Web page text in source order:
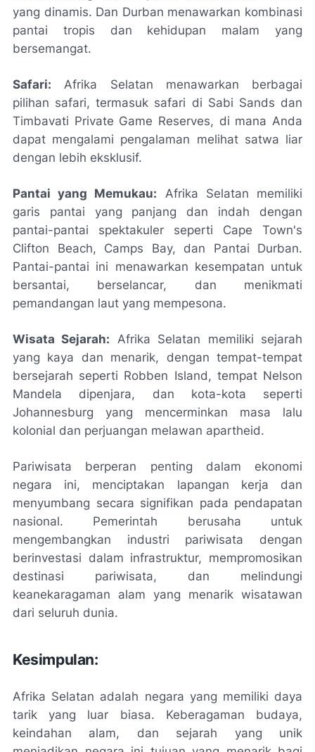
yang dinamis. Dan Durban menawarkan kombinasi
pantai tropis dan kehidupan malam yang
bersemangat.
Safari: Afrika Selatan menawarkan berbagai
pilihan safari, termasuk safari di Sabi Sands dan
Timbavati Private Game Reserves, di mana Anda
dapat mengalami pengalaman melihat satwa liar
dengan lebih eksklusif.
Pantai yang Memukau: Afrika Selatan memiliki
garis pantai yang panjang dan indah dengan
pantai-pantai spektakuler seperti Cape Town's
Clifton Beach, Camps Bay, dan Pantai Durban.
Pantai-pantai ini menawarkan kesempatan untuk
bersantai, berselancar, dan menikmati
pemandangan laut yang mempesona.
Wisata Sejarah: Afrika Selatan memiliki sejarah
yang kaya dan menarik, dengan tempat-tempat
bersejarah seperti Robben Island, tempat Nelson
Mandela dipenjara, dan kota-kota seperti
Johannesburg yang mencerminkan masa lalu
kolonial dan perjuangan melawan apartheid.
Pariwisata berperan penting dalam ekonomi
negara ini, menciptakan lapangan kerja dan
menyumbang secara signifikan pada pendapatan
nasional. Pemerintah berusaha untuk
mengembangkan industri pariwisata dengan
berinvestasi dalam infrastruktur, mempromosikan
destinasi pariwisata, dan melindungi
keanekaragaman alam yang menarik wisatawan
dari seluruh dunia.
Kesimpulan:
Afrika Selatan adalah negara yang memiliki daya
tarik yang luar biasa. Keberagaman budaya,
keindahan alam, dan sejarah yang unik